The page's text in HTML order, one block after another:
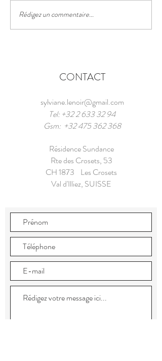
Rédigez un commentaire...
CONTACT
sylviane.lenoir@gmail.com
Tel: +32 2 633 32 94
Gsm: +32 475 362 368
Résidence Sundance
Rte des Crosets, 53
CH 1873 Les Crosets
Val d'Illiez, SUISSE